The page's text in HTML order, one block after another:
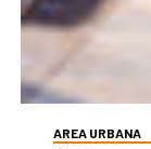
AREA URBANA